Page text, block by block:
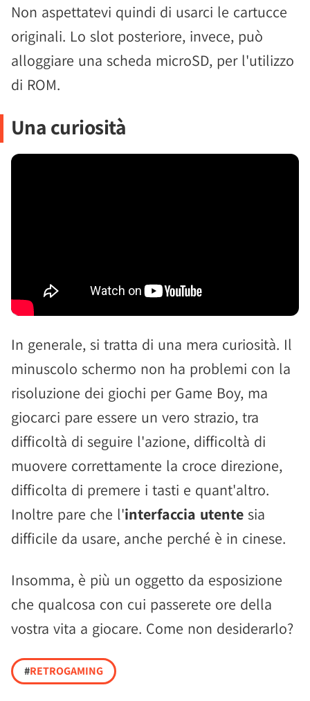
Non aspettatevi quindi di usarci le cartucce
originali. Lo slot posteriore, invece, può
alloggiare una scheda microSD, per l'utilizzo
di ROM.
Una curiosità
In generale, si tratta di una mera curiosità. Il
minuscolo schermo non ha problemi con la
risoluzione dei giochi per Game Boy, ma
giocarci pare essere un vero strazio, tra
difficoltà di seguire l'azione, difficoltà di
muovere correttamente la croce direzione,
difficolta di premere i tasti e quant'altro.
Inoltre pare che l'interfaccia utente sia
difficile da usare, anche perché è in cinese.
Insomma, è più un oggetto da esposizione
che qualcosa con cui passerete ore della
vostra vita a giocare. Come non desiderarlo?
#RETROGAMING